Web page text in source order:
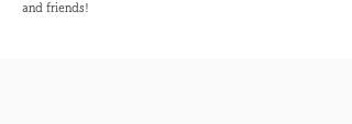
and friends!